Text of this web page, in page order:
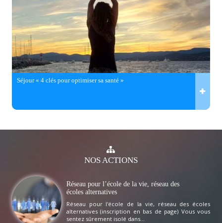
Séjour « 4 clés pour optimiser sa santé »
NOSACTIONS
Réseau pour l’école de la vie, réseau des
écoles alternatives
Réseau pour l'école de la vie, réseau des écoles
alternatives (inscription en bas de page) Vous vous
sentez sûrement isolé dans...